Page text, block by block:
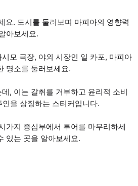
요. 도시를 둘러보며 마피아의 영향력
아보세요.
모 극장, 야외 시장인 일 카포, 마피아
명소를 둘러보세요.
, 이는 갈취를 거부하고 윤리적 소비
을 상징하는 스티커입니다.
가지 중심부에서 투어를 마무리하세
있는 곳을 알아보세요.